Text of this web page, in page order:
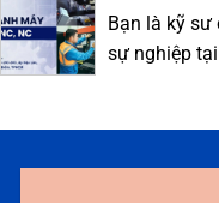
Bạn là kỹ sư
sự nghiệp